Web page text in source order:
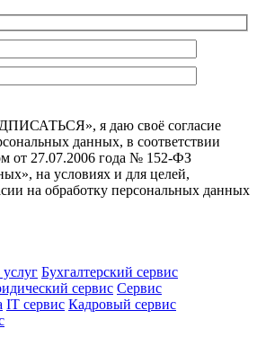
я даю своё согласие
данных, в соответствии
от 27.07.2006 года № 152-ФЗ
на условиях и для целей,
на обработку персональных данных
Бухгалтерский сервис
сервис Сервис
IT сервис Кадровый сервис